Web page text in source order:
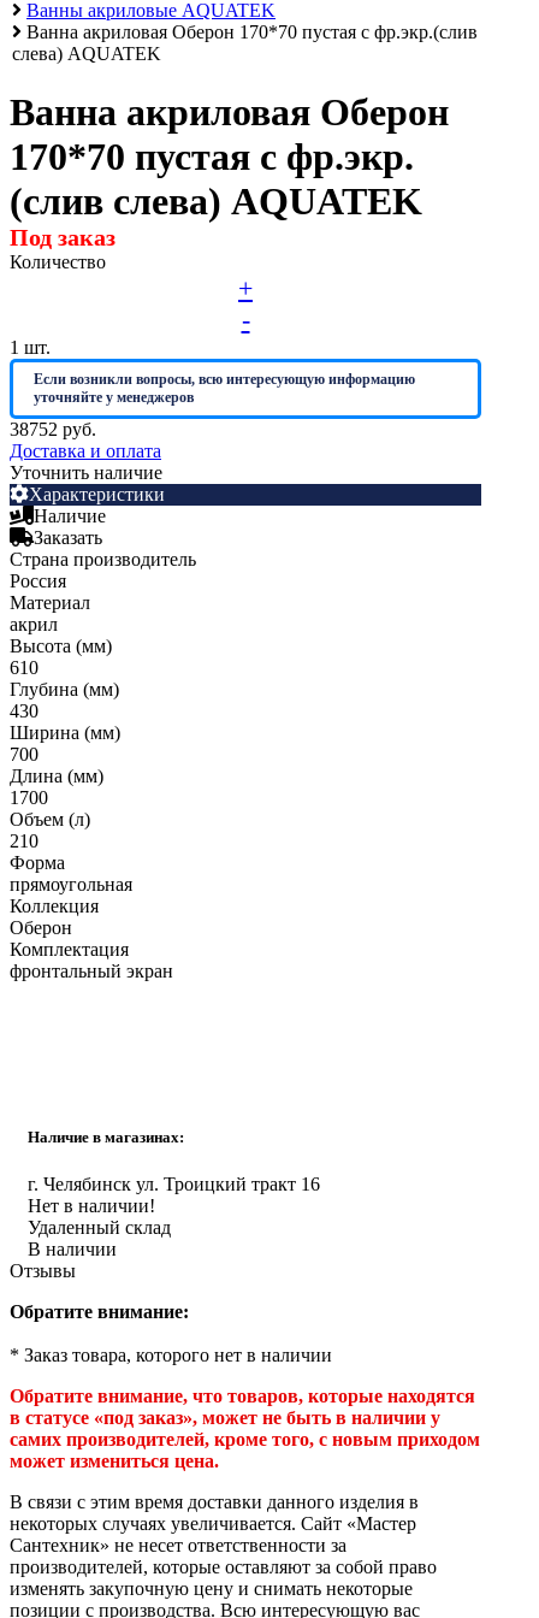
Ванны акриловые AQUATEK
Ванна акриловая Оберон 170*70 пустая с фр.экр.(слив
слева) AQUATEK
Ванна акриловая Оберон
170*70 пустая с фр.экр.
(слив слева) AQUATEK
Под заказ
Количество
+
-
1 шт.
Если возникли вопросы, всю интересующую информацию
уточняйте у менеджеров
38752 руб.
Доставка и оплата
Уточнить наличие
Характеристики
Наличие
Заказать
Страна производитель
Россия
Материал
акрил
Высота (мм)
610
Глубина (мм)
430
Ширина (мм)
700
Длина (мм)
1700
Объем (л)
210
Форма
прямоугольная
Коллекция
Оберон
Комплектация
фронтальный экран
Наличие в магазинах:
г. Челябинск ул. Троицкий тракт 16
Нет в наличии!
Удаленный склад
В наличии
Отзывы
Обратите внимание:
* Заказ товара, которого нет в наличии
Обратите внимание, что товаров, которые находятся
в статусе «под заказ», может не быть в наличии у
самих производителей, кроме того, с новым приходом
может измениться цена.
В связи с этим время доставки данного изделия в
некоторых случаях увеличивается. Сайт «Мастер
Сантехник» не несет ответственности за
производителей, которые оставляют за собой право
изменять закупочную цену и снимать некоторые
позиции с производства. Всю интересующую вас
Алюминиевые радиаторы отопления
Биметаллические радиаторы отопления
Раковины в ванную комнату
Кронштейны для раковины
Пьедестал для раковин в ванную
Раковины для ванной
СЕРИЯ АРРЗ Аллюминиевый.выталкивающий
механизм(открытие нажатием). регулируемый
СЕРИЯ ЛН (скрытый)
СЕРИЯ ЛПК
Развернуть (1)
Сифоны и сливы
Гофрированные трубы для сифонов
Гофрированные трубы и манжеты для унитаза
Сифоны
Развернуть
Смесители и комплектующие
Россинка-ТВК
Смесители для ванной комнаты
Смесители для кухни
Унитазы. писсуары. биде
Биде
Комплектующие для унитазов и инсталляциий
Писсуары
Развернуть(1)
Прокладки (Фум. лен. нить) и комплектующие